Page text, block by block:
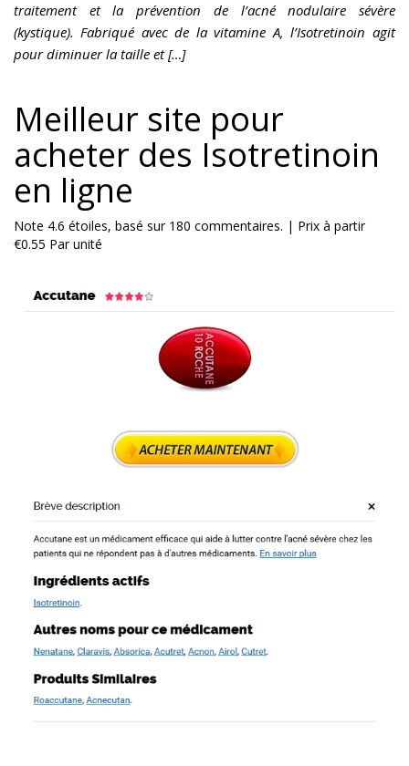
traitement et la prévention de l’acné nodulaire sévère
(kystique). Fabriqué avec de la vitamine A, l’Isotretinoin agit
pour diminuer la taille et […]
Meilleur site pour
acheter des Isotretinoin
en ligne
Note 4.6 étoiles, basé sur 180 commentaires. | Prix à partir
€0.55 Par unité